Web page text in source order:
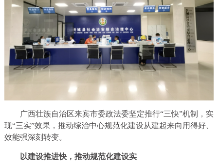
广西壮族自治区来宾市委政法委坚定推行“三快”机制，实
现“三实”效果，推动综治中心规范化建设从建起来向用得好、
效能强深刻转变。
以建设推进快，推动规范化建设实